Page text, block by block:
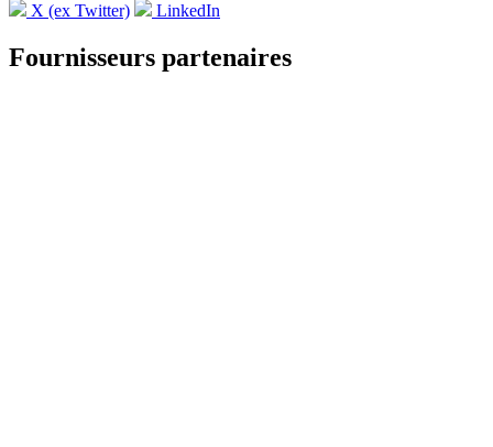
X (ex Twitter)
LinkedIn
Fournisseurs partenaires